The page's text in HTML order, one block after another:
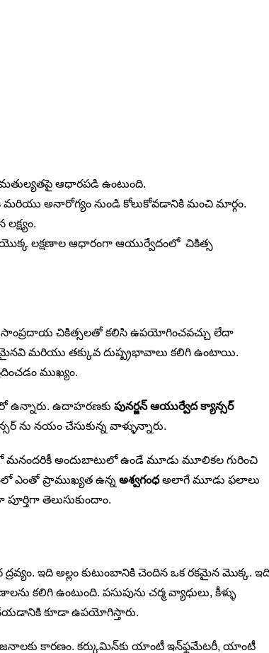
ఆధారపడి ఉంటుంది.
మరియు అనారోగ్యం నుండి కోలుకోవడానికి మంచి మార్గం.
యొక్క లక్షణాల ఆధారంగా ఆయుర్వేదంలో చికిత్స
సాంప్రదాయ చికిత్సలతో కలిసి ఉపయోగించవచ్చు లేదా
మరియు తక్కువ దుష్ప్రభావాలు కలిగి ఉంటాయి.
ముఖ్యం.
ఉన్నారు. ఉదాహరణకు పునర్జన్ ఆయుర్వేద క్యాన్సర్
ను నయం చేసుకున్న వాళ్ళున్నారు.
అందుబాటులో ఉండే మూడు మూలికల గురించి
ఎంతో ప్రాముఖ్యత ఉన్న అశ్వగంధఅలాగే మూడు ఫలాలు
తెలుసుకుందాం.
ఇది అల్లం కుటుంబానికి చెందిన ఒక రకమైన మొక్క.
ఉంటుంది. పసుపును చర్మ వ్యాధులు, కీళ్ళు
చేయడానికి కూడా ఉపయోగిస్తారు.
కారణం. కర్కుమిన్‌కు యాంటీ ఇన్‌ఫ్లమేటరీ, యాంటీ